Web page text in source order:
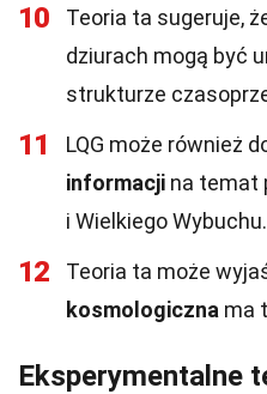
10 Teoria ta sugeruje,
dziurach mogą być
strukturze
11 LQG może również
informacji na temat
i Wielkiego Wybuchu.
12 Teoria ta może
kosmologiczna ma
Eksperymentalne